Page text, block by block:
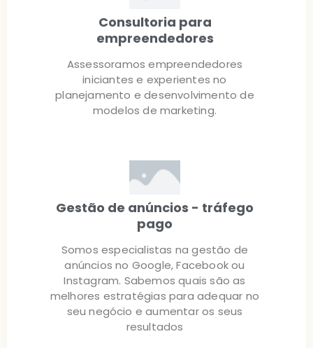
Consultoria para
empreendedores
Assessoramos empreendedores
iniciantes e experientes no
planejamento e desenvolvimento de
modelos de marketing.
Gestão de anúncios - tráfego
pago
Somos especialistas na gestão de
anúncios no Google, Facebook ou
Instagram. Sabemos quais são as
melhores estratégias para adequar no
seu negócio e aumentar os seus
resultados